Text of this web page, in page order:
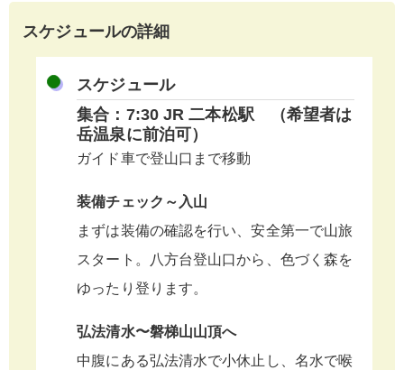
スケジュールの詳細
スケジュール
集合：7:30 JR 二本松駅 （希望者は
岳温泉に前泊可）
ガイド車で登山口まで移動
装備チェック～入山
まずは装備の確認を行い、安全第一で山旅
スタート。八方台登山口から、色づく森を
ゆったり登ります。
弘法清水〜磐梯山山頂へ
中腹にある弘法清水で小休止し、名水で喉